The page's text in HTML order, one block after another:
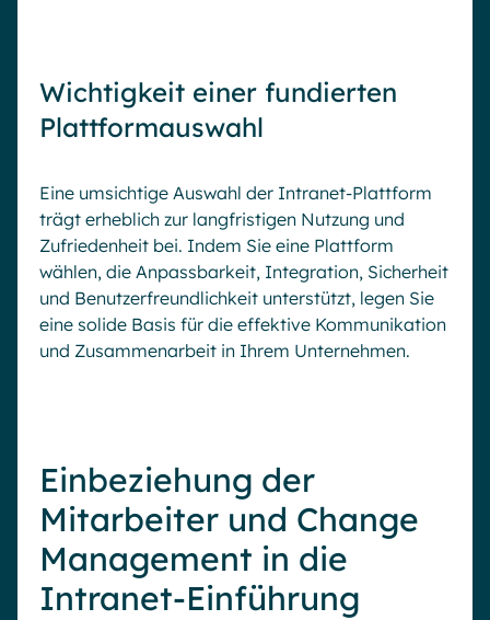
Wichtigkeit einer fundierten
Plattformauswahl
Eine umsichtige Auswahl der Intranet-Plattform
trägt erheblich zur langfristigen Nutzung und
Zufriedenheit bei. Indem Sie eine Plattform
wählen, die Anpassbarkeit, Integration, Sicherheit
und Benutzerfreundlichkeit unterstützt, legen Sie
eine solide Basis für die effektive Kommunikation
und Zusammenarbeit in Ihrem Unternehmen.
Einbeziehung der
Mitarbeiter und Change
Management in die
Intranet-Einführung